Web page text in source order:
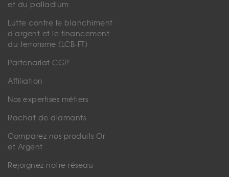
et du palladium
Lutte contre le blanchiment
d'argent et le financement
du terrorisme (LCB-FT)
Partenariat CGP
Affiliation
Nos expertises métiers
Rachat de diamants
Comparez nos produits Or
et Argent
Rejoignez notre réseau